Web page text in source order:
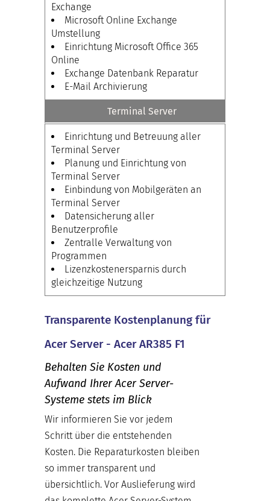
Exchange
Microsoft Online Exchange
Umstellung
Einrichtung Microsoft Office 365
Online
Exchange Datenbank Reparatur
E-Mail Archivierung
Terminal Server
Einrichtung und Betreuung aller
Terminal Server
Planung und Einrichtung von
Terminal Server
Einbindung von Mobilgeräten an
Terminal Server
Datensicherung aller
Benutzerprofile
Zentralle Verwaltung von
Programmen
Lizenzkostenersparnis durch
gleichzeitige Nutzung
Transparente Kostenplanung für
Acer Server - Acer AR385 F1
Behalten Sie Kosten und
Aufwand Ihrer Acer Server-
Systeme stets im Blick
Wir informieren Sie vor jedem
Schritt über die entstehenden
Kosten. Die Reparaturkosten bleiben
so immer transparent und
übersichtlich. Vor Auslieferung wird